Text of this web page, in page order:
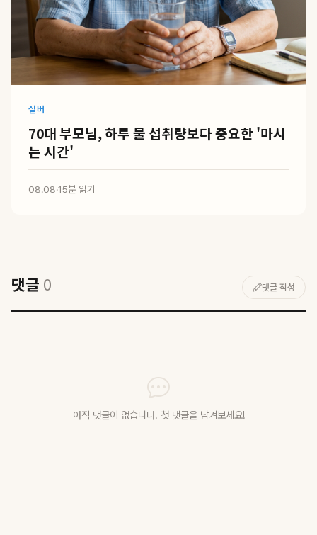
실버
70대 부모님, 하루 물 섭취량보다 중요한 '마시
는 시간'
08.08·15분 읽기
댓글 0 댓글 작성
아직 댓글이 없습니다. 첫 댓글을 남겨보세요!